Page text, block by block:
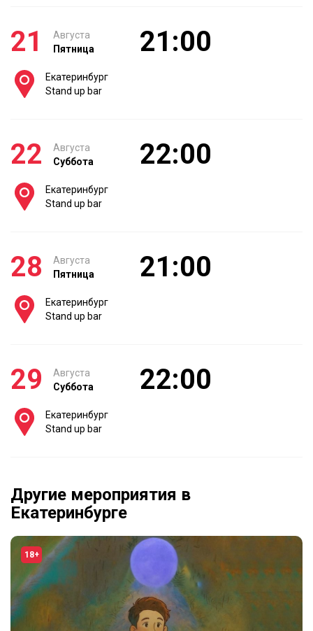
21
Августа
Пятница
21:00
Екатеринбург
Stand up bar
22
Августа
Суббота
22:00
Екатеринбург
Stand up bar
28
Августа
Пятница
21:00
Екатеринбург
Stand up bar
29
Августа
Суббота
22:00
Екатеринбург
Stand up bar
Другие мероприятия в
Екатеринбурге
18+